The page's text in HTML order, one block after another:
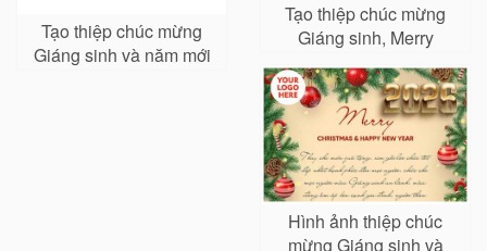
Tạo thiệp chúc mừng
Giáng sinh và năm mới
Tạo thiệp chúc mừng
Giáng sinh, Merry
Christmas 2025
Hình ảnh thiệp chúc
mừng Giáng sinh và